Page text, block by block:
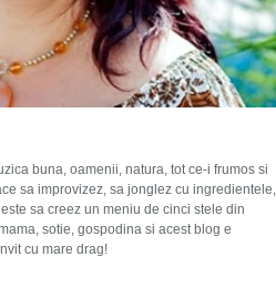
buna, oamenii, natura, tot ce-i frumos si
sa improvizez, sa jonglez cu ingredientele,
sa creez un meniu de cinci stele din
sotie, gospodina si acest blog e
cu mare drag!